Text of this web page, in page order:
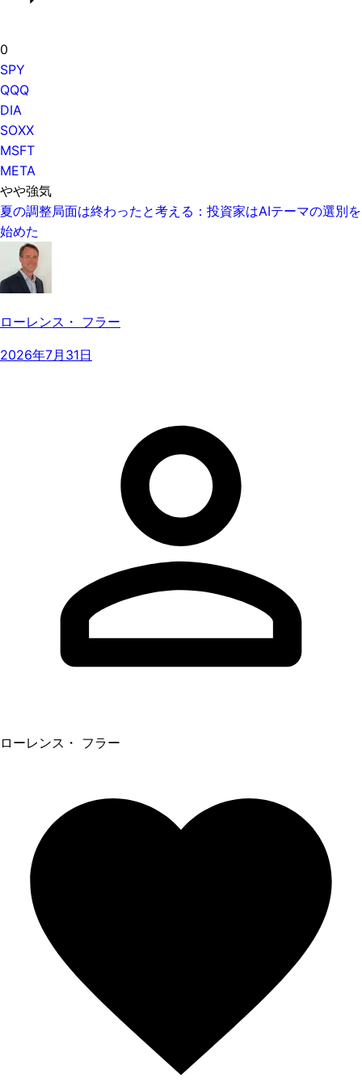
0
SPY
QQQ
DIA
SOXX
MSFT
META
やや強気
夏の調整局面は終わったと考える：投資家はAIテーマの選別を
始めた
ローレンス・ フラー
2026年7月31日
ローレンス・ フラー